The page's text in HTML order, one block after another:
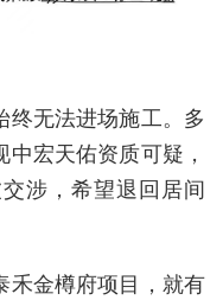
终无法进场施工。多
宏天佑资质可疑，
涉，希望退回居间
禾金樽府项目，就有